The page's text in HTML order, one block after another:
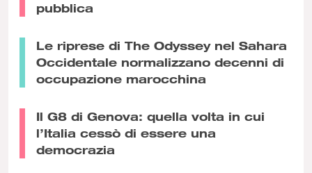
pubblica
Le riprese di The Odyssey nel Sahara
Occidentale normalizzano decenni di
occupazione marocchina
Il G8 di Genova: quella volta in cui
l’Italia cessò di essere una
democrazia